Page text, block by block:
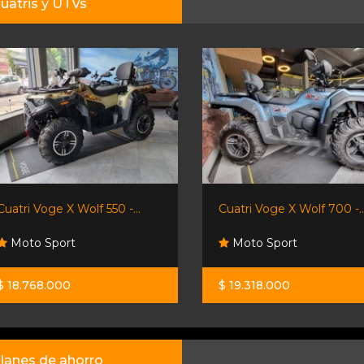
y UTVs
Voge X Wolf 550 -...
Moto Sport
18.768.000
Cuatri Voge X Wolf 700 -
Moto Sport
$ 19.318.000
de ahorro